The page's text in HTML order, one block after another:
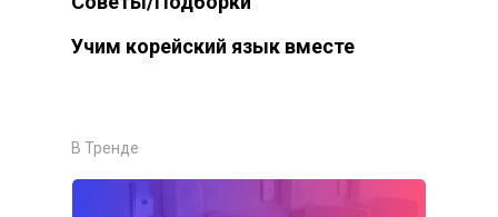
Учим корейский язык вместе
В Тренде